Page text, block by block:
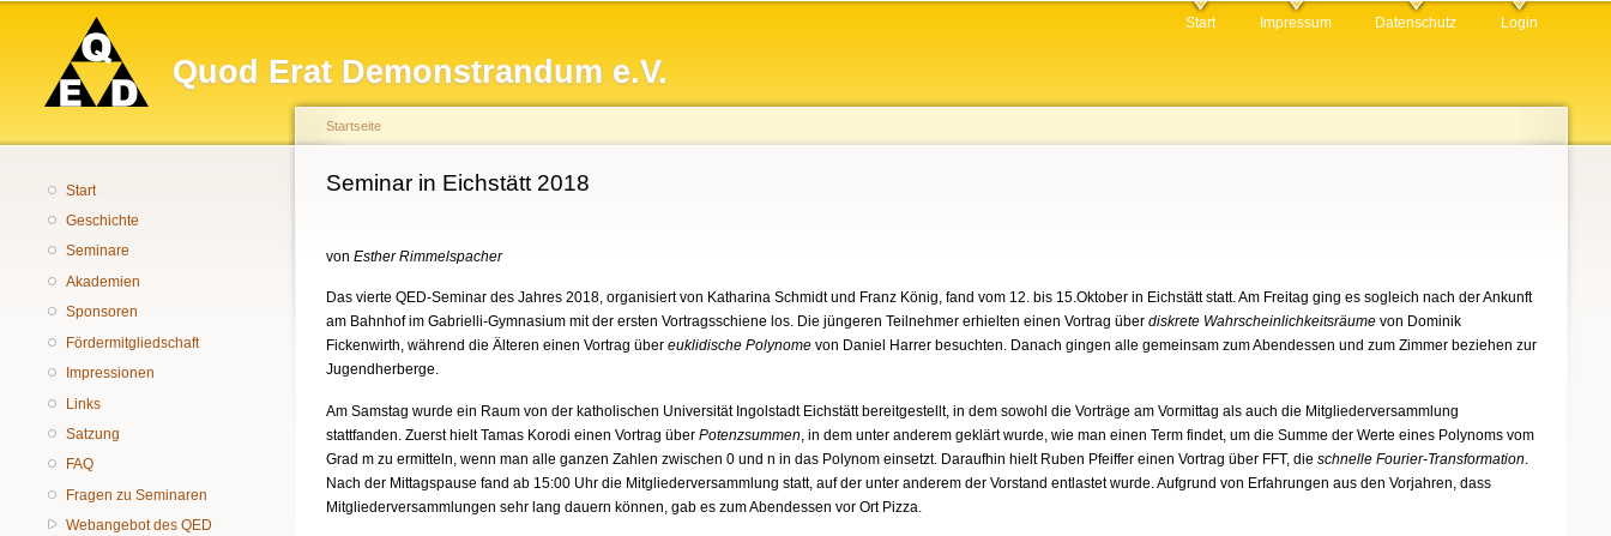
Quod Erat Demonstrandum e.V.
Hauptmenü Start Impressum Datenschutz Login
Start
Geschichte
Seminare
Akademien
Sponsoren
Fördermitgliedschaft
Impressionen
Links
Satzung
FAQ
Fragen zu Seminaren
Webangebot des QED
Sie sind hier
Startseite
Seminar in Eichstätt 2018
von Esther Rimmelspacher
Das vierte QED-Seminar des Jahres 2018, organisiert von Katharina Schmidt und Franz König, fand vom 12. bis 15.Oktober in Eichstätt statt. Am Freitag ging es sogleich nach der Ankunft
am Bahnhof im Gabrielli-Gymnasium mit der ersten Vortragsschiene los. Die jüngeren Teilnehmer erhielten einen Vortrag über diskrete Wahrscheinlichkeitsräume von Dominik
Fickenwirth, während die Älteren einen Vortrag über euklidische Polynome von Daniel Harrer besuchten. Danach gingen alle gemeinsam zum Abendessen und zum Zimmer beziehen zur
Jugendherberge.
Am Samstag wurde ein Raum von der katholischen Universität Ingolstadt Eichstätt bereitgestellt, in dem sowohl die Vorträge am Vormittag als auch die Mitgliederversammlung
stattfanden. Zuerst hielt Tamas Korodi einen Vortrag über Potenzsummen, in dem unter anderem geklärt wurde, wie man einen Term findet, um die Summe der Werte eines Polynoms vom
Grad m zu ermitteln, wenn man alle ganzen Zahlen zwischen 0 und n in das Polynom einsetzt. Daraufhin hielt Ruben Pfeiffer einen Vortrag über FFT, die schnelle Fourier-Transformation.
Nach der Mittagspause fand ab 15:00 Uhr die Mitgliederversammlung statt, auf der unter anderem der Vorstand entlastet wurde. Aufgrund von Erfahrungen aus den Vorjahren, dass
Mitgliederversammlungen sehr lang dauern können, gab es zum Abendessen vor Ort Pizza.